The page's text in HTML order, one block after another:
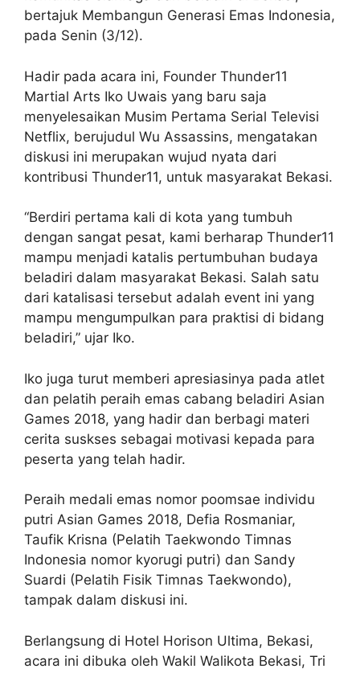
bertajuk Membangun Generasi Emas Indonesia,
pada Senin (3/12).
Hadir pada acara ini, Founder Thunder11
Martial Arts Iko Uwais yang baru saja
menyelesaikan Musim Pertama Serial Televisi
Netflix, berujudul Wu Assassins, mengatakan
diskusi ini merupakan wujud nyata dari
kontribusi Thunder11, untuk masyarakat Bekasi.
“Berdiri pertama kali di kota yang tumbuh
dengan sangat pesat, kami berharap Thunder11
mampu menjadi katalis pertumbuhan budaya
beladiri dalam masyarakat Bekasi. Salah satu
dari katalisasi tersebut adalah event ini yang
mampu mengumpulkan para praktisi di bidang
beladiri,” ujar Iko.
Iko juga turut memberi apresiasinya pada atlet
dan pelatih peraih emas cabang beladiri Asian
Games 2018, yang hadir dan berbagi materi
cerita suskses sebagai motivasi kepada para
peserta yang telah hadir.
Peraih medali emas nomor poomsae individu
putri Asian Games 2018, Defia Rosmaniar,
Taufik Krisna (Pelatih Taekwondo Timnas
Indonesia nomor kyorugi putri) dan Sandy
Suardi (Pelatih Fisik Timnas Taekwondo),
tampak dalam diskusi ini.
Berlangsung di Hotel Horison Ultima, Bekasi,
acara ini dibuka oleh Wakil Walikota Bekasi, Tri